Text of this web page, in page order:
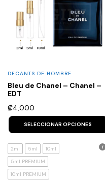
DECANTS DE HOMBRE
Bleu de Chanel – Chanel –
EDT
₡4,000
SELECCIONAR OPCIONES
2ml 5ml
10ml
5ml PREMIUM
10ml PREMIUM